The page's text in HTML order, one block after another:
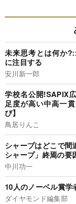
未来思考とは何か
に注目する
安川新一郎
学校名公開!SAPIX
足度が高い中高一
び】
鳥居りんこ
シャープはどこで間
シャープ」終焉の要
中川功一
10人のノーベル賞
ダイヤモンド編集部